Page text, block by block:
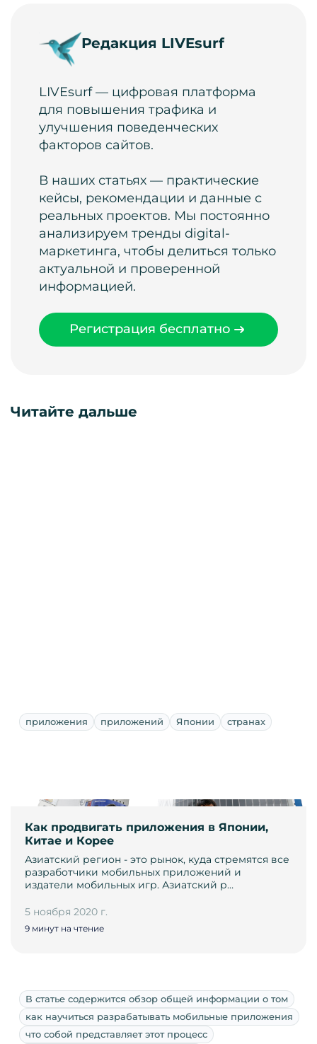
Редакция LIVEsurf
LIVEsurf — цифровая платформа
для повышения трафика и
улучшения поведенческих
факторов сайтов.
В наших статьях — практические
кейсы, рекомендации и данные с
реальных проектов. Мы постоянно
анализируем тренды digital-
маркетинга, чтобы делиться только
актуальной и проверенной
информацией.
Регистрация бесплатно
Читайте дальше
приложения приложений Японии странах
Как продвигать приложения в Японии,
Китае и Корее
Азиатский регион - это рынок, куда стремятся все
разработчики мобильных приложений и
издатели мобильных игр. Азиатский р…
5 ноября 2020 г.
9 минут на чтение
В статье содержится обзор общей информации о том
как научиться разрабатывать мобильные приложения
что собой представляет этот процесс